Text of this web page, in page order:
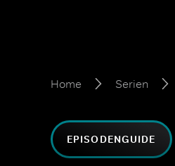
Home Serien
EPISODENGUIDE